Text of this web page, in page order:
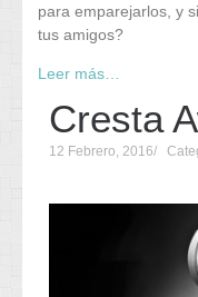
para emparejarlos, y
tus amigos?
Leer más…
Cresta
12 Febrero, 2016